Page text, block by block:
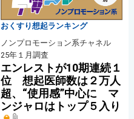
おくすり想起ランキング
ノンプロモーション系チャネル
25年１月調査
エンレストが10期連続１
位 想起医師数は２万人
超、“使用感”中心に マ
ンジャロはトップ５入り